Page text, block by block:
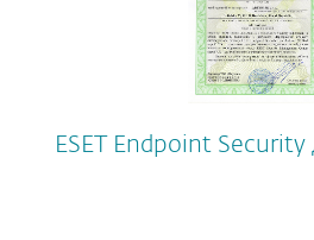
ESET Endpoint Security